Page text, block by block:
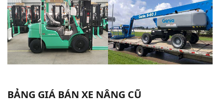
BẢNG GIÁ BÁN XE NÂNG CŨ